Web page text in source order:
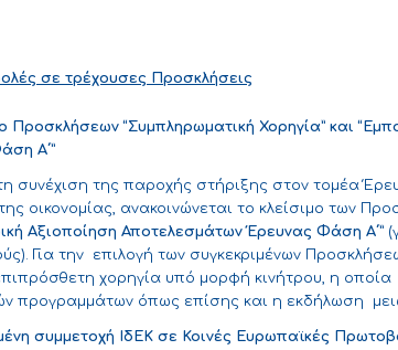
σε τρέχουσες Προσκλήσεις
Προσκλήσεων “Συμπληρωματική Χορηγία” και
Α΄”
συνέχιση της παροχής στήριξης στον τομέα
οικονομίας, ανακοινώνεται το κλείσιμο των
Αξιοποίηση Αποτελεσμάτων Έρευνας Φάση Α΄”
Για την επιλογή των συγκεκριμένων
χορηγία υπό μορφή κινήτρου, η
προγραμμάτων όπως επίσης και η εκδήλωση
συμμετοχή ΙδΕΚ σε Κοινές Ευρωπαϊκές